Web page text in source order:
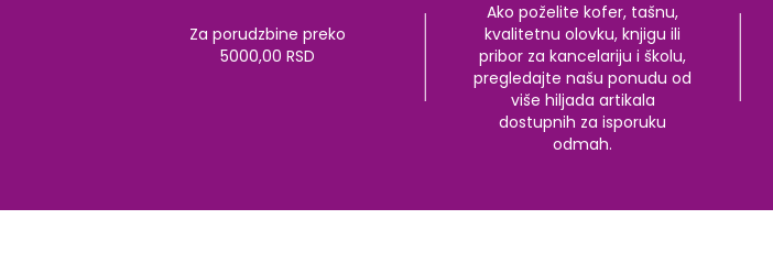
Za porudzbine preko
5000,00 RSD
Ako poželite kofer, tašnu,
kvalitetnu olovku, knjigu ili
pribor za kancelariju i školu,
pregledajte našu ponudu od
više hiljada artikala
dostupnih za isporuku
odmah.